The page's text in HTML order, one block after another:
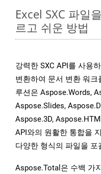
Excel SXC 파일
르고 쉬운 방법
강력한 SXC API를 사용
변환하여 문서 변환 워
루션은 Aspose.Words,
Aspose.Slides,
Aspose.3D,
API와의 원활한 통합을
다양한 형식의 파일을
Aspose.Total은 수백 가